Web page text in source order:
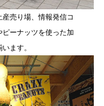
売り場、情報発信コ
ーナッツを使った加
ます。